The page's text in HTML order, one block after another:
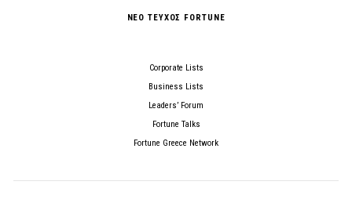
ΝΕΟ ΤΕΥΧΟΣ FORTUNE
Corporate Lists
Business Lists
Leaders’ Forum
Fortune Talks
Fortune Greece Network